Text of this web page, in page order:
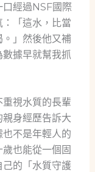
經過NSF國際
「這水，比當
」然後他又補
據早就幫我抓
視水質的長輩
身經歷告訴大
不是年輕人的
也能從一個固
的「水質守護